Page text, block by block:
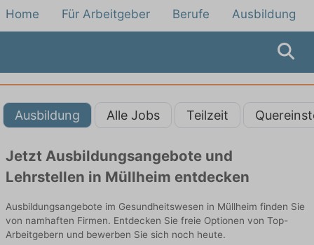
Home Für Arbeitgeber Berufe Ausbildung
Ausbildung Alle Jobs Teilzeit
Jetzt Ausbildungsangebote und
Lehrstellen in Müllheim entdecken
Ausbildungsangebote im Gesundheitswesen in Müllheim finden Sie
von namhaften Firmen. Entdecken Sie freie Optionen von Top-
Arbeitgebern und bewerben Sie sich noch heute.